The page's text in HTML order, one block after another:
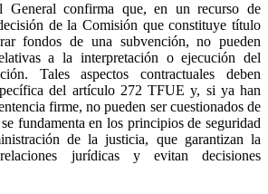
General confirma que, en un recurso de
de la Comisión que constituye título
fondos de una subvención, no pueden
a la interpretación o ejecución del
Tales aspectos contractuales deben
del artículo 272 TFUE y, si ya han
firme, no pueden ser cuestionados de
fundamenta en los principios de seguridad
de la justicia, que garantizan la
jurídicas y evitan decisiones